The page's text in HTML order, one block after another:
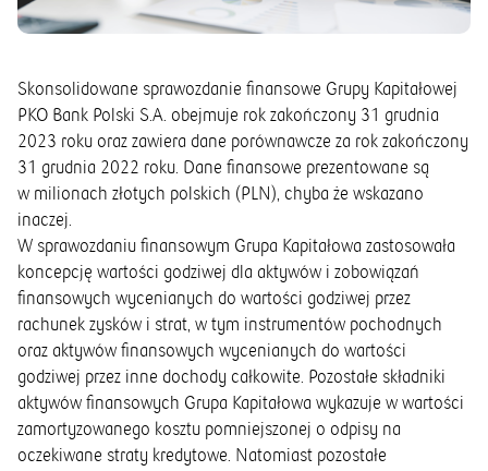
Skonsolidowane sprawozdanie finansowe Grupy Kapitałowej
PKO Bank Polski S.A. obejmuje rok zakończony 31 grudnia
2023 roku oraz zawiera dane porównawcze za rok zakończony
31 grudnia 2022 roku. Dane finansowe prezentowane są
w milionach złotych polskich (PLN), chyba że wskazano
inaczej.
W sprawozdaniu finansowym Grupa Kapitałowa zastosowała
koncepcję wartości godziwej dla aktywów i zobowiązań
finansowych wycenianych do wartości godziwej przez
rachunek zysków i strat, w tym instrumentów pochodnych
oraz aktywów finansowych wycenianych do wartości
godziwej przez inne dochody całkowite. Pozostałe składniki
aktywów finansowych Grupa Kapitałowa wykazuje w wartości
zamortyzowanego kosztu pomniejszonej o odpisy na
oczekiwane straty kredytowe. Natomiast pozostałe